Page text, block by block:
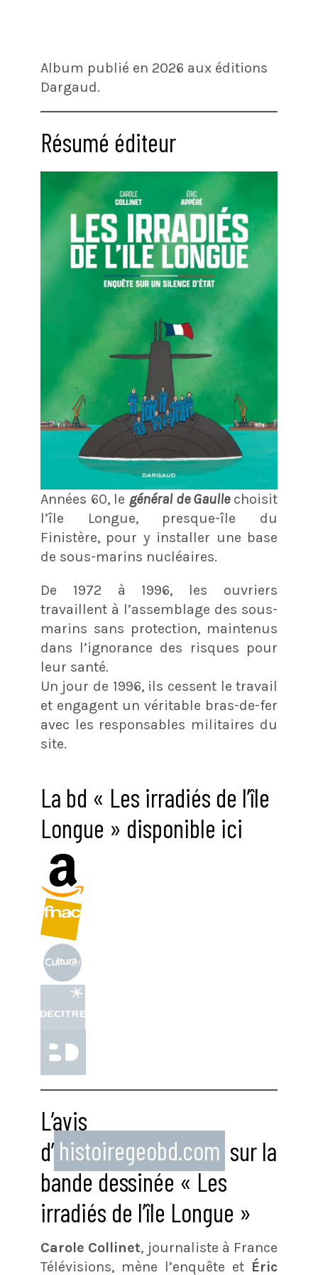
Album publié en 2026 aux éditions
Dargaud.
Résumé éditeur
Années 60, le général de Gaulle choisit
l’île Longue, presque-île du
Finistère, pour y installer une base
de sous-marins nucléaires.
De 1972 à 1996, les ouvriers
travaillent à l’assemblage des sous-
marins sans protection, maintenus
dans l’ignorance des risques pour
leur santé.
Un jour de 1996, ils cessent le travail
et engagent un véritable bras-de-fer
avec les responsables militaires du
site.
La bd « Les irradiés de l’île
Longue » disponible ici
L’avis
d’ histoiregeobd.com sur la
bande dessinée « Les
irradiés de l’île Longue »
Carole Collinet, journaliste à France
Télévisions, mène l’enquête et Éric